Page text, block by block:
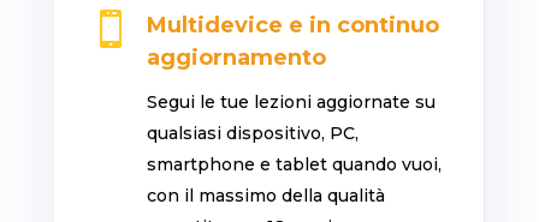

Multidevice e in continuo
aggiornamento
Segui le tue lezioni aggiornate su
qualsiasi dispositivo, PC,
smartphone e tablet quando vuoi,
con il massimo della qualità